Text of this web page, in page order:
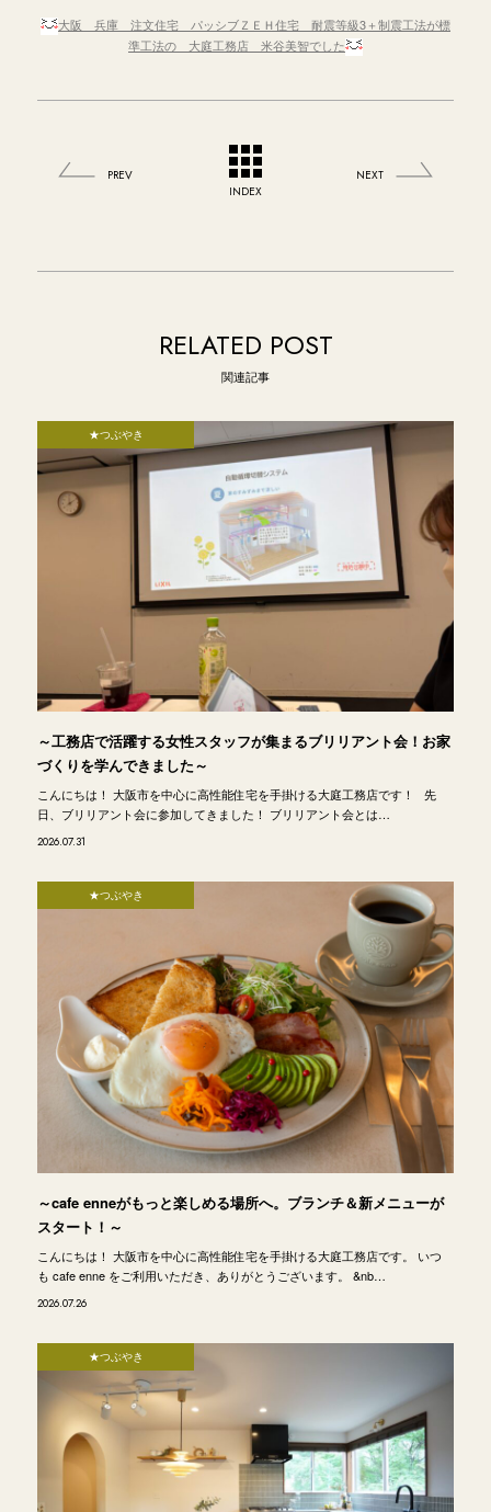
大阪 兵庫 注文住宅 パッシブＺＥＨ住宅 耐震等級3＋制震工法が標
準工法の 大庭工務店 米谷美智でした
PREV
INDEX
NEXT
RELATED POST
関連記事
★つぶやき
～工務店で活躍する女性スタッフが集まるブリリアント会！お家
づくりを学んできました～
こんにちは！ 大阪市を中心に高性能住宅を手掛ける大庭工務店です！ 先
日、ブリリアント会に参加してきました！ ブリリアント会とは…
2026.07.31
★つぶやき
～cafe enneがもっと楽しめる場所へ。ブランチ＆新メニューが
スタート！～
こんにちは！ 大阪市を中心に高性能住宅を手掛ける大庭工務店です。 いつ
も cafe enne をご利用いただき、ありがとうございます。 &nb…
2026.07.26
★つぶやき